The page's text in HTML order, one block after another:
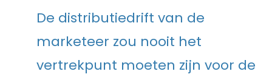
De distributiedrift van de
marketeer zou nooit het
vertrekpunt moeten zijn voor de